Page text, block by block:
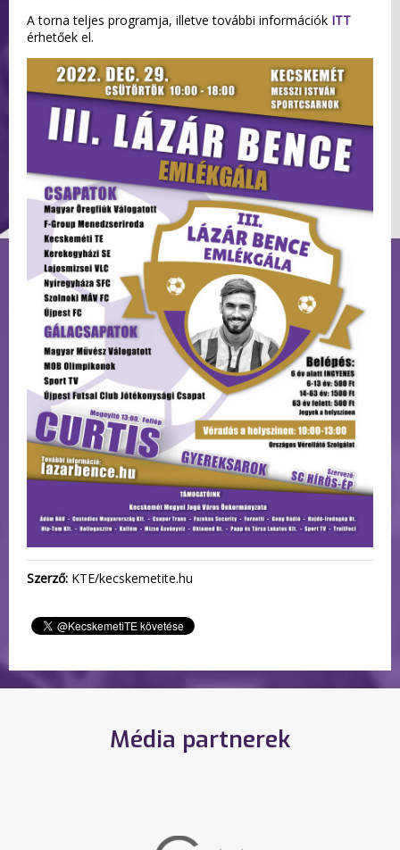
A torna teljes programja, illetve további információk ITT
érhetőek el.
Szerző: KTE/kecskemetite.hu
Média partnerek